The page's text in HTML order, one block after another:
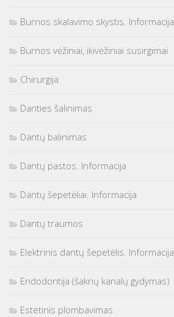
Burnos skalavimo skystis. Informacija
Burnos vėžiniai, ikivėžiniai susirgimai
Chirurgija
Danties šalinimas
Dantų balinimas
Dantų pastos. Informacija
Dantų šepetėliai. Informacija
Dantų traumos
Elektrinis dantų šepetėlis. Informacija
Endodontija (šaknų kanalų gydymas)
Estetinis plombavimas